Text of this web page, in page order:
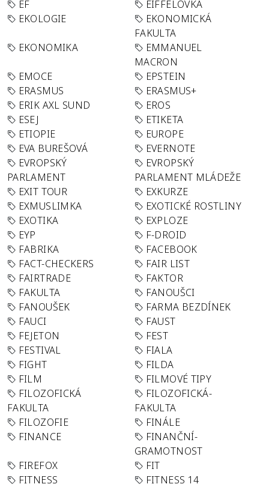
EF
EIFFELOVKA
EKOLOGIE
EKONOMICKÁ
FAKULTA
EKONOMIKA
EMMANUEL
MACRON
EMOCE
EPSTEIN
ERASMUS
ERASMUS+
ERIK AXL SUND
EROS
ESEJ
ETIKETA
ETIOPIE
EUROPE
EVA BUREŠOVÁ
EVERNOTE
EVROPSKÝ
PARLAMENT
EVROPSKÝ
PARLAMENT MLÁDEŽE
EXIT TOUR
EXKURZE
EXMUSLIMKA
EXOTICKÉ ROSTLINY
EXOTIKA
EXPLOZE
EYP
F-DROID
FABRIKA
FACEBOOK
FACT-CHECKERS
FAIR LIST
FAIRTRADE
FAKTOR
FAKULTA
FANOUŠCI
FANOUŠEK
FARMA BEZDÍNEK
FAUCI
FAUST
FEJETON
FEST
FESTIVAL
FIALA
FIGHT
FILDA
FILM
FILMOVÉ TIPY
FILOZOFICKÁ
FAKULTA
FILOZOFICKÁ-
FAKULTA
FILOZOFIE
FINÁLE
FINANCE
FINANČNÍ-
GRAMOTNOST
FIREFOX
FIT
FITNESS
FITNESS 14